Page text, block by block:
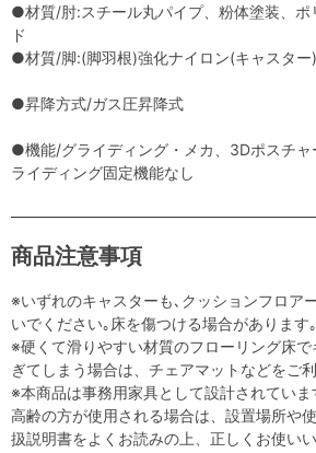
●材質/肘:スチール丸パイプ、粉体塗装、ポ
ド
●材質/脚:(脚羽根)強化ナイロン(キャスター
●昇降方式/ガス圧昇降式
●機能/グライディング・メカ、3Dポスチャ
ライディング固定機能なし
商品注意事項
※いずれのキャスターも､クッションフロア
いでください｡床を傷つける場合があります｡
※硬くて滑りやすい材質のフローリング床
ぎてしまう場合は、チェアマットなどをご
※本商品は事務用家具として設計されてい
高齢の方が使用される場合は、設置場所や
扱説明書をよくお読みの上、正しくお使い